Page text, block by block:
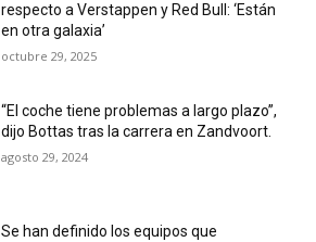
respecto a Verstappen y Red Bull: ‘Están
en otra galaxia’
octubre 29, 2025
“El coche tiene problemas a largo plazo”,
dijo Bottas tras la carrera en Zandvoort.
agosto 29, 2024
Se han definido los equipos que